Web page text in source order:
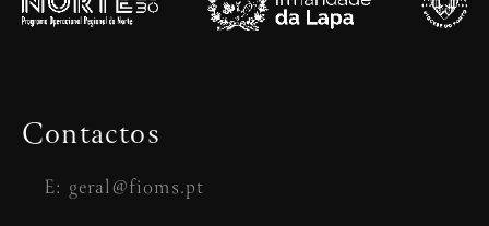
Contactos
E: geral@fioms.pt